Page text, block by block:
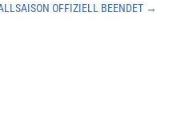
OFFIZIELL BEENDET →